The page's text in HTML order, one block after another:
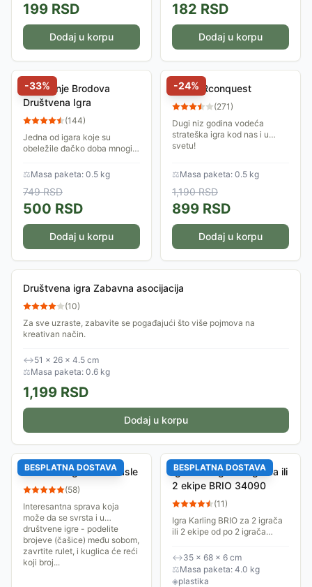
199 RSD
Dodaj u korpu
182 RSD
Dodaj u korpu
-33%
Potapanje Brodova
Društvena Igra
(144)
Jedna od igara koje su
obeležile đačko doba mnogih
lepo dizajnirana, prati stil
savremenih školaraca, ne
gubeći šarm...
⚖Masa paketa: 0.5 kg
749RSD
500 RSD
Dodaj u korpu
-24%
Riziko Rconquest
(271)
Dugi niz godina vodeća
strateška igra kod nas i u
svetu!
⚖Masa paketa: 0.5 kg
1,190RSD
899 RSD
Dodaj u korpu
Društvena igra Zabavna asocijacija
(10)
Za sve uzraste, zabavite se pogađajući što više pojmova na
kreativan način.
↔51 × 26 × 4.5 cm
⚖Masa paketa: 0.6 kg
1,199 RSD
Dodaj u korpu
BESPLATNA DOSTAVA
Alko rulet Igra za odrasle
(58)
Interesantna sprava koja
može da se svrsta i u
društvene igre - podelite
brojeve (čašice) među sobom,
zavrtite rulet, i kuglica će reći
koji broj...
BESPLATNA DOSTAVA
Igra Karling za 2 igrača ili
2 ekipe BRIO 34090
(11)
Igra Karling BRIO za 2 igrača
ili 2 ekipe od po 2 igrača
podstaći Vas da budete
spretniji, da taktizirate i
timski...
↔35 × 68 × 6 cm
⚖Masa paketa: 4.0 kg
◈plastika